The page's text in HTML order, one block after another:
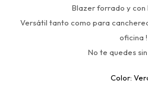
Blazer forrado y con
Versátil tanto como para
oficina !
No te quedes